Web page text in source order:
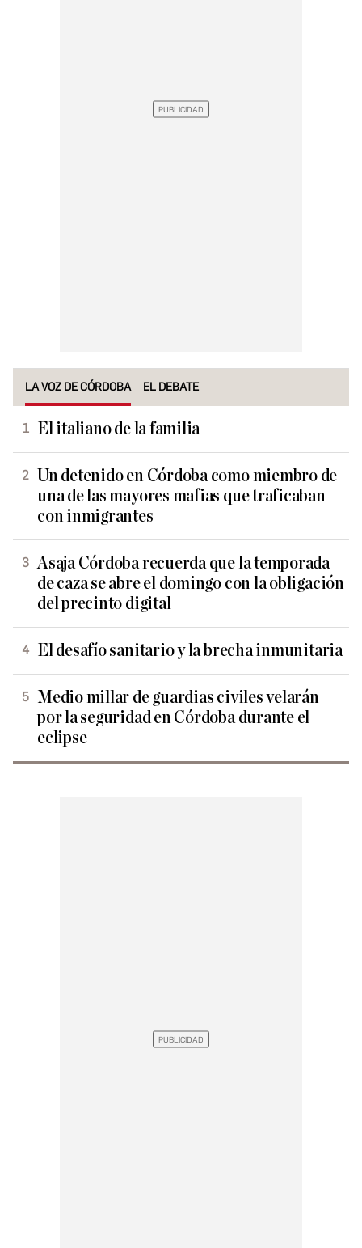
LA VOZ DE CÓRDOBA EL DEBATE
El italiano de la familia
Un detenido en Córdoba como miembro de
una de las mayores mafias que traficaban
con inmigrantes
Asaja Córdoba recuerda que la temporada
de caza se abre el domingo con la obligación
del precinto digital
El desafío sanitario y la brecha inmunitaria
Medio millar de guardias civiles velarán
por la seguridad en Córdoba durante el
eclipse